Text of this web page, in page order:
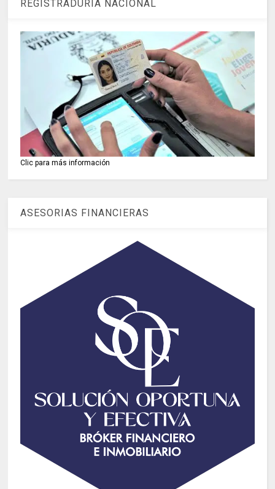
REGISTRADURIA NACIONAL
Clic para más información
ASESORIAS FINANCIERAS